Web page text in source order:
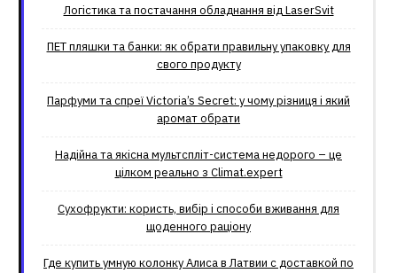
Логістика та постачання обладнання від LaserSvit
ПЕТ пляшки та банки: як обрати правильну упаковку для
свого продукту
Парфуми та спреї Victoria’s Secret: у чому різниця і який
аромат обрати
Надійна та якісна мультспліт-система недорого – це
цілком реально з Climat.еxpert
Сухофрукти: користь, вибір і способи вживання для
щоденного раціону
Где купить умную колонку Алиса в Латвии с доставкой по